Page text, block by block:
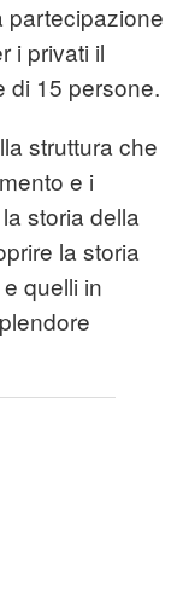
partecipazione
i privati il
di 15 persone.
struttura che
e i
storia della
la storia
quelli in